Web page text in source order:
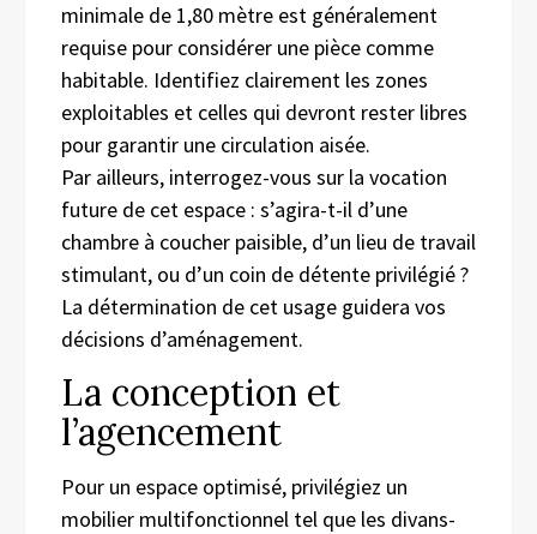
minimale de 1,80 mètre est généralement
requise pour considérer une pièce comme
habitable. Identifiez clairement les zones
exploitables et celles qui devront rester libres
pour garantir une circulation aisée.
Par ailleurs, interrogez-vous sur la vocation
future de cet espace : s’agira-t-il d’une
chambre à coucher paisible, d’un lieu de travail
stimulant, ou d’un coin de détente privilégié ?
La détermination de cet usage guidera vos
décisions d’aménagement.
La conception et
l’agencement
Pour un espace optimisé, privilégiez un
mobilier multifonctionnel tel que les divans-